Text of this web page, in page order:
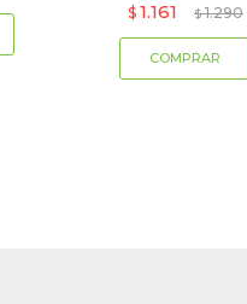
$ 1.161 $ 1.290